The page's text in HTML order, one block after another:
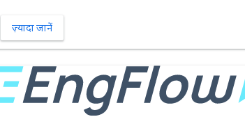
ज़्यादा जानें